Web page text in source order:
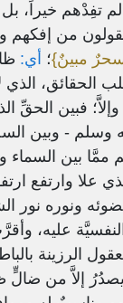
تفِدْهم خيراً،
من إفكهم
سحرٌ مبينٌ}؛ أي:
الحقائق، الذي
فبين الحقِّ
وسلم - وبين
ممَّا بين السماء
علا وارتفع
بضوئه ونوره
والنفسيَّة عليه،
الرزينة
يصدُرُ إلاَّ من